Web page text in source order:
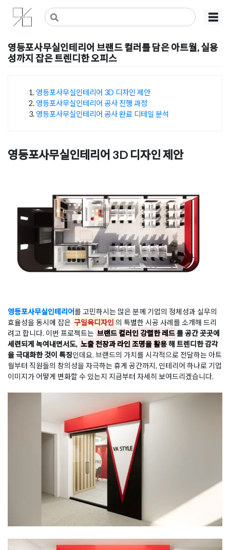
Skip
content
사무실인테리어 디자인 공사 비용견적 플랫폼
사무실인테리어 916
☰
영등포사무실인테리어 브랜드 컬러를 담은 아트월, 실용
성까지 잡은 트렌디한 오피스
영등포사무실인테리어 3D 디자인 제안
영등포사무실인테리어 공사 진행 과정
영등포사무실인테리어 공사 완료 디테일 분석
영등포사무실인테리어 3D 디자인 제안
영등포사무실인테리어를 고민하시는 많은 분께 기업의 정체성과 실무의
효율성을 동시에 잡은 구일육디자인 의 특별한 시공 사례를 소개해 드리
려고 합니다. 이번 프로젝트는 브랜드 컬러인 강렬한 레드를 공간 곳곳에
세련되게 녹여내면서도, 노출 천장과 라인 조명을 활용해 트렌디한 감각
을 극대화한 것이 특징인데요. 브랜드의 가치를 시각적으로 전달하는 아트
월부터 직원들의 창의성을 자극하는 휴게 공간까지, 인테리어 하나로 기업
이미지가 어떻게 변화할 수 있는지 지금부터 자세히 보여드리겠습니다.